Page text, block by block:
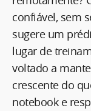
confiável, sem
sugere um
lugar de
voltado a
crescente do
notebook e